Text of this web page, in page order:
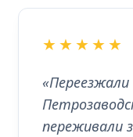
★★★★★
«Переезжали
переживали